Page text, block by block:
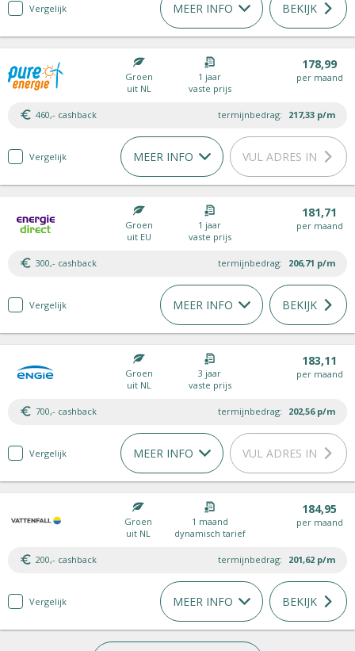
Vergelijk MEER INFO BEKIJK
Groen
uit NL
1 jaar
vaste prijs
178,99
per maand
460,- cashback termijnbedrag: 217,33 p/m
Vergelijk MEER INFO VUL ADRES IN
Groen
uit EU
1 jaar
vaste prijs
181,71
per maand
300,- cashback termijnbedrag: 206,71 p/m
Vergelijk MEER INFO BEKIJK
Groen
uit NL
3 jaar
vaste prijs
183,11
per maand
700,- cashback termijnbedrag: 202,56 p/m
Vergelijk MEER INFO VUL ADRES IN
Groen
uit NL
1 maand
dynamisch tarief
184,95
per maand
200,- cashback termijnbedrag: 201,62 p/m
Vergelijk MEER INFO BEKIJK